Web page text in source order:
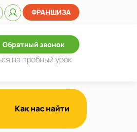
ФРАНШИЗА
Обратный звонок
на пробный урок
Как нас найти